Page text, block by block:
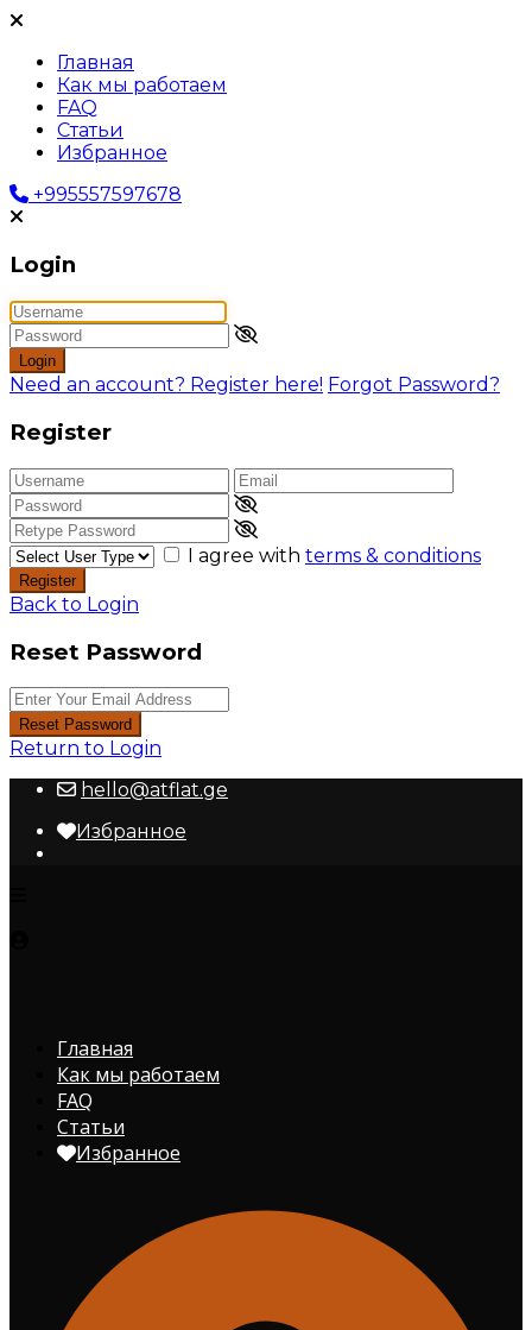
Главная
Как мы работаем
FAQ
Статьи
Избранное
+995557597678
Login
Login
Need an account? Register here! Forgot Password?
Register
I agree with terms & conditions
Register
Back to Login
Reset Password
Reset Password
Return to Login
hello@atflat.ge
Избранное
Главная
Как мы работаем
FAQ
Статьи
Избранное